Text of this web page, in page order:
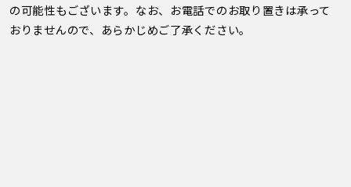
の可能性もございます。なお、お電話でのお取り置きは承って
おりませんので、あらかじめご了承ください。